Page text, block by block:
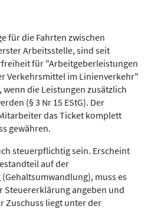
für die Fahrten zwischen
Arbeitsstelle, sind seit
für "Arbeitgeberleistungen
Verkehrsmittel im Linienverkehr"
die Leistungen zusätzlich
(§ 3 Nr 15 EStG). Der
das Ticket komplett
gewähren.
steuerpflichtig sein. Erscheint
auf der
muss es
Steuererklärung angeben und
Zuschuss liegt unter der